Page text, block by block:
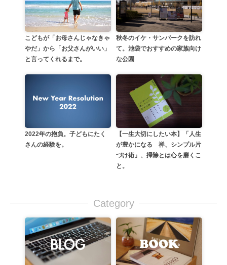
こどもが「お母さんじゃなきゃ
やだ」から「お父さんがいい」
と言ってくれるまで。
秋冬のイケ・サンパークを訪れ
て。池袋でおすすめの家族向け
な公園
2022年の抱負。子どもにたく
さんの経験を。
【一生大切にしたい本】「人生
が豊かになる 禅、シンプル片
づけ術」、掃除とは心を磨くこ
と。
Category